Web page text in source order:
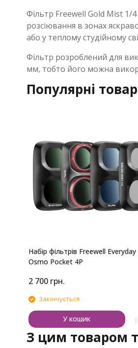
Фільтр Freewell Gold Mist 1/
розсіювання в зонах
або у теплому студійному
Фільтр розроблений для
мм, тобто його можна
Популярні
Набір фільтрів Freewell
Osmo Pocket 4P
2 700 грн.
Закінчується
У кошик
З цим товаром